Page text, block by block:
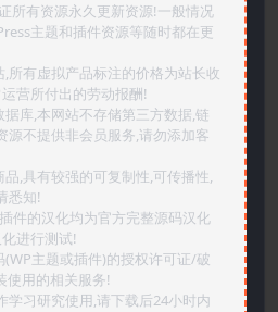
所有资源永久更新资源!一般情况
主题和插件资源等随时都在更
所有虚拟产品标注的价格为站长收
营所付出的劳动报酬!
据库,本网站不存储第三方数据,链
源不提供非会员服务,请勿添加客
,具有较强的可复制性,可传播性,
悉知!
件的汉化均为官方完整源码汉化
进行测试!
主题或插件)的授权许可证/破
使用的相关服务!
学习研究使用,请下载后24小时内